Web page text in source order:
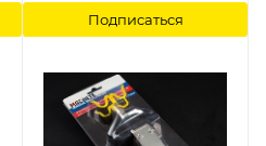
Подписаться